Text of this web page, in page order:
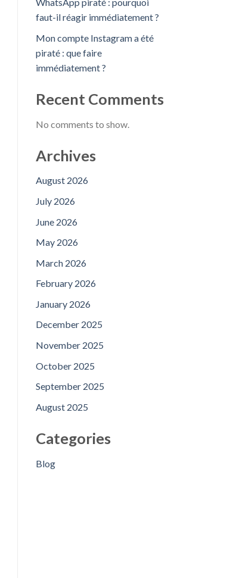
faut-il réagir immédiatement ?
Mon compte Instagram a été
piraté : que faire
immédiatement ?
Recent Comments
No comments to show.
Archives
August 2026
July 2026
June 2026
May 2026
March 2026
February 2026
January 2026
December 2025
November 2025
October 2025
September 2025
August 2025
Categories
Blog